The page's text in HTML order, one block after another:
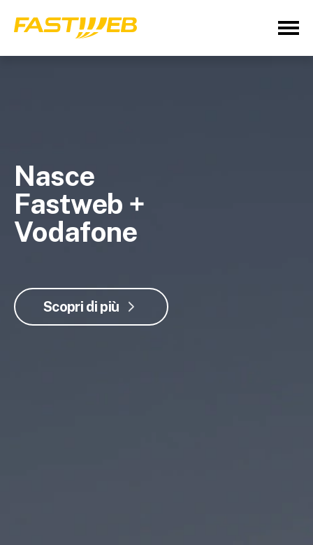
Nasce
Fastweb +
Vodafone
Scopri di più